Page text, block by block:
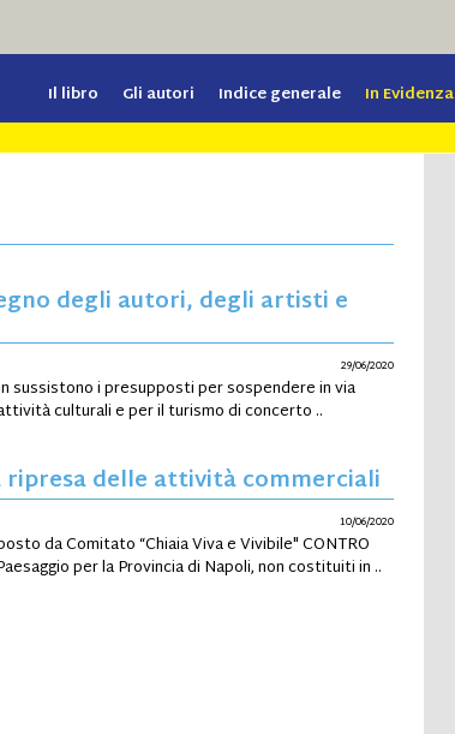
Il libro Gli autori Indice generale In Evidenza
degli autori, degli artisti e
29/06/2020
sussistono i presupposti per sospendere in via
culturali e per il turismo di concerto ..
ripresa delle attività commerciali
10/06/2020
da Comitato “Chiaia Viva e Vivibile" CONTRO
per la Provincia di Napoli, non costituiti in ..